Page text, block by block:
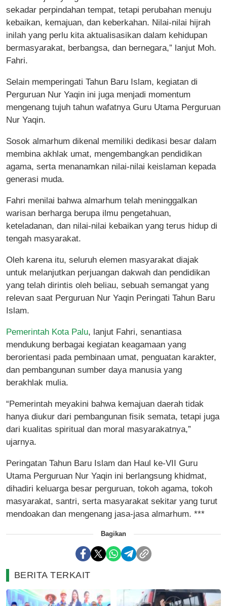
sekadar perpindahan tempat, tetapi perubahan menuju
kebaikan, kemajuan, dan keberkahan. Nilai-nilai hijrah
inilah yang perlu kita aktualisasikan dalam kehidupan
bermasyarakat, berbangsa, dan bernegara,” lanjut Moh.
Fahri.
Selain memperingati Tahun Baru Islam, kegiatan di
Perguruan Nur Yaqin ini juga menjadi momentum
mengenang tujuh tahun wafatnya Guru Utama Perguruan
Nur Yaqin.
Sosok almarhum dikenal memiliki dedikasi besar dalam
membina akhlak umat, mengembangkan pendidikan
agama, serta menanamkan nilai-nilai keislaman kepada
generasi muda.
Fahri menilai bahwa almarhum telah meninggalkan
warisan berharga berupa ilmu pengetahuan,
keteladanan, dan nilai-nilai kebaikan yang terus hidup di
tengah masyarakat.
Oleh karena itu, seluruh elemen masyarakat diajak
untuk melanjutkan perjuangan dakwah dan pendidikan
yang telah dirintis oleh beliau, sebuah semangat yang
relevan saat Perguruan Nur Yaqin Peringati Tahun Baru
Islam.
Pemerintah Kota Palu, lanjut Fahri, senantiasa
mendukung berbagai kegiatan keagamaan yang
berorientasi pada pembinaan umat, penguatan karakter,
dan pembangunan sumber daya manusia yang
berakhlak mulia.
“Pemerintah meyakini bahwa kemajuan daerah tidak
hanya diukur dari pembangunan fisik semata, tetapi juga
dari kualitas spiritual dan moral masyarakatnya,”
ujarnya.
Peringatan Tahun Baru Islam dan Haul ke-VII Guru
Utama Perguruan Nur Yaqin ini berlangsung khidmat,
dihadiri keluarga besar perguruan, tokoh agama, tokoh
masyarakat, santri, serta masyarakat sekitar yang turut
mendoakan dan mengenang jasa-jasa almarhum. ***
Bagikan
BERITA TERKAIT